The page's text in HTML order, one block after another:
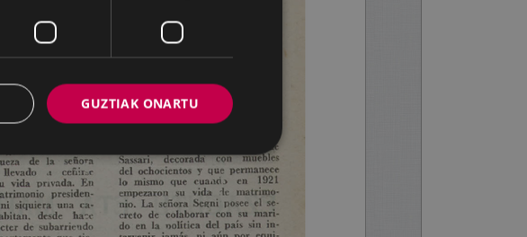
GUZTIAK ONARTU